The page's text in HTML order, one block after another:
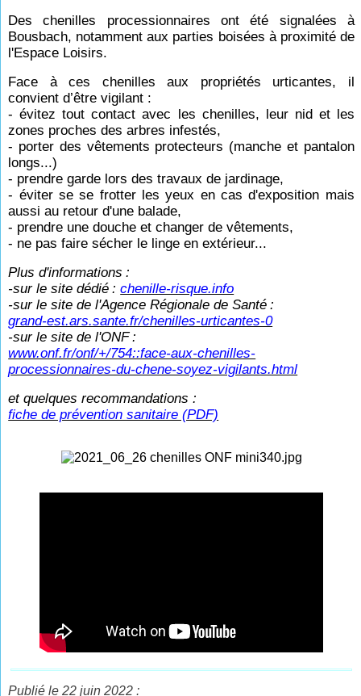
Des chenilles processionnaires ont été signalées à
Bousbach, notamment aux parties boisées à proximité de
l'Espace Loisirs.
Face à ces chenilles aux propriétés urticantes, il
convient d’être vigilant :
- évitez tout contact avec les chenilles, leur nid et les
zones proches des arbres infestés,
- porter des vêtements protecteurs (manche et pantalon
longs...)
- prendre garde lors des travaux de jardinage,
- éviter se se frotter les yeux en cas d'exposition mais
aussi au retour d'une balade,
- prendre une douche et changer de vêtements,
- ne pas faire sécher le linge en extérieur...
Plus d'informations :
-sur le site dédié :chenille-risque.info
-sur le site de l'Agence Régionale de Santé :
grand-est.ars.sante.fr/chenilles-urticantes-0
-sur le site de l'ONF :
www.onf.fr/onf/+/754::face-aux-chenilles-
processionnaires-du-chene-soyez-vigilants.html
et quelques recommandations :
fiche de prévention sanitaire (PDF)
Publié le 22 juin 2022 :